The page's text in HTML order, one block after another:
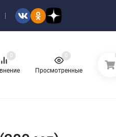
0
Просмотренные
0